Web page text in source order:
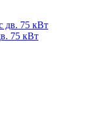
75 кВт